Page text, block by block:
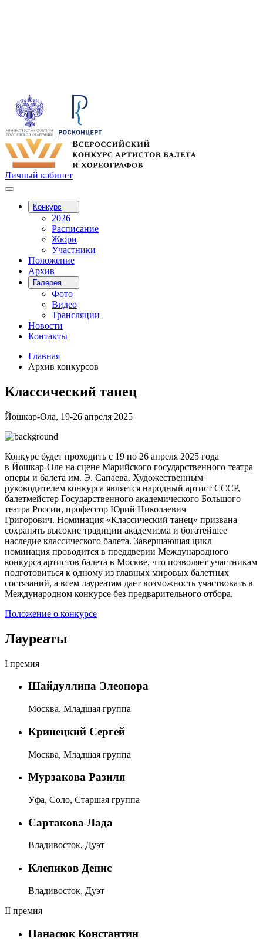
Личный кабинет
Конкурс
2026
Расписание
Жюри
Участники
Положение
Архив
Галерея
Фото
Видео
Трансляции
Новости
Контакты
Главная
Архив конкурсов
Классический танец
Йошкар-Ола, 19-26 апреля 2025
Конкурс будет проходить с 19 по 26 апреля 2025 года
в Йошкар-Оле на сцене Марийского государственного театра
оперы и балета им. Э. Сапаева. Художественным
руководителем конкурса является народный артист СССР,
балетмейстер Государственного академического Большого
театра России, профессор Юрий Николаевич
Григорович. Номинация «Классический танец» призвана
сохранять высокие традиции академизма и богатейшее
наследие классического балета. Завершающая цикл
номинация проводится в преддверии Международного
конкурса артистов балета в Москве, что позволяет участникам
подготовиться к одному из главных мировых балетных
состязаний, а всем лауреатам дает возможность участвовать в
Международном конкурсе без предварительного отбора.
Положение о конкурсе
Лауреаты
I премия
Шайдуллина Элеонора
Москва, Младшая группа
Кринецкий Сергей
Москва, Младшая группа
Мурзакова Разиля
Уфа, Соло, Старшая группа
Сартакова Лада
Владивосток, Дуэт
Клепиков Денис
Владивосток, Дуэт
II премия
Панасюк Константин